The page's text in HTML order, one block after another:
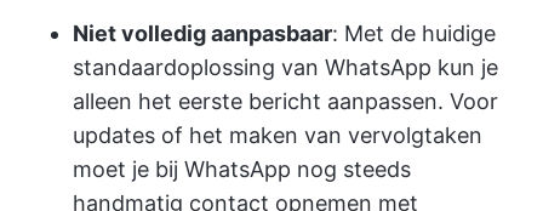
Niet volledig aanpasbaar: Met de huidige
standaardoplossing van WhatsApp kun je
alleen het eerste bericht aanpassen. Voor
updates of het maken van vervolgtaken
moet je bij WhatsApp nog steeds
handmatig contact opnemen met